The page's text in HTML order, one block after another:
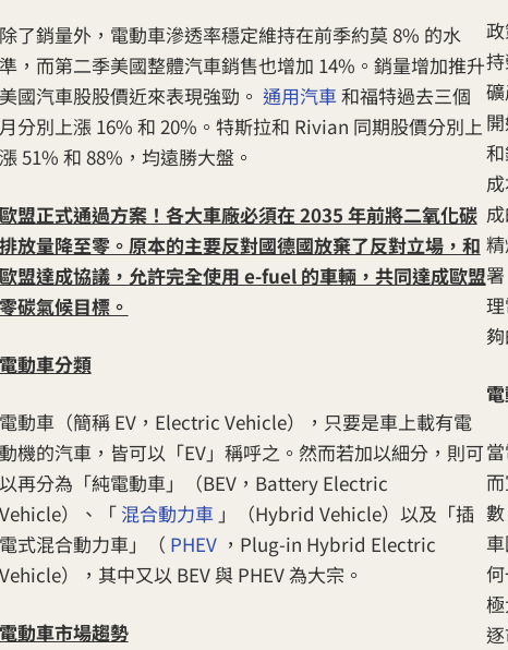
了銷量外，電動車滲透率穩定維持在前季約莫 8% 的水
，而第二季美國整體汽車銷售也增加 14%。銷量增加推升
國汽車股股價近來表現強勁。 通用汽車和福特過去三個
分別上漲 16% 和 20%。特斯拉和 Rivian 同期股價分別上
51% 和 88%，均遠勝大盤。
盟正式通過方案！各大車廠必須在 2035 年前將二氧化碳
放量降至零。原本的主要反對國德國放棄了反對立場，和
盟達成協議，允許完全使用 e-fuel 的車輛，共同達成歐盟
碳氣候目標。
動車分類
動車（簡稱 EV，Electric Vehicle），只要是車上載有電
機的汽車，皆可以「EV」稱呼之。然而若加以細分，則可
再分為「純電動車」（BEV，Battery Electric
）、「混合動力車 」（Hybrid Vehicle）以及「插
式混合動力車」（ PHEV ，Plug-in Hybrid Electric
），其中又以 BEV 與 PHEV 為大宗。
動車市場趨勢